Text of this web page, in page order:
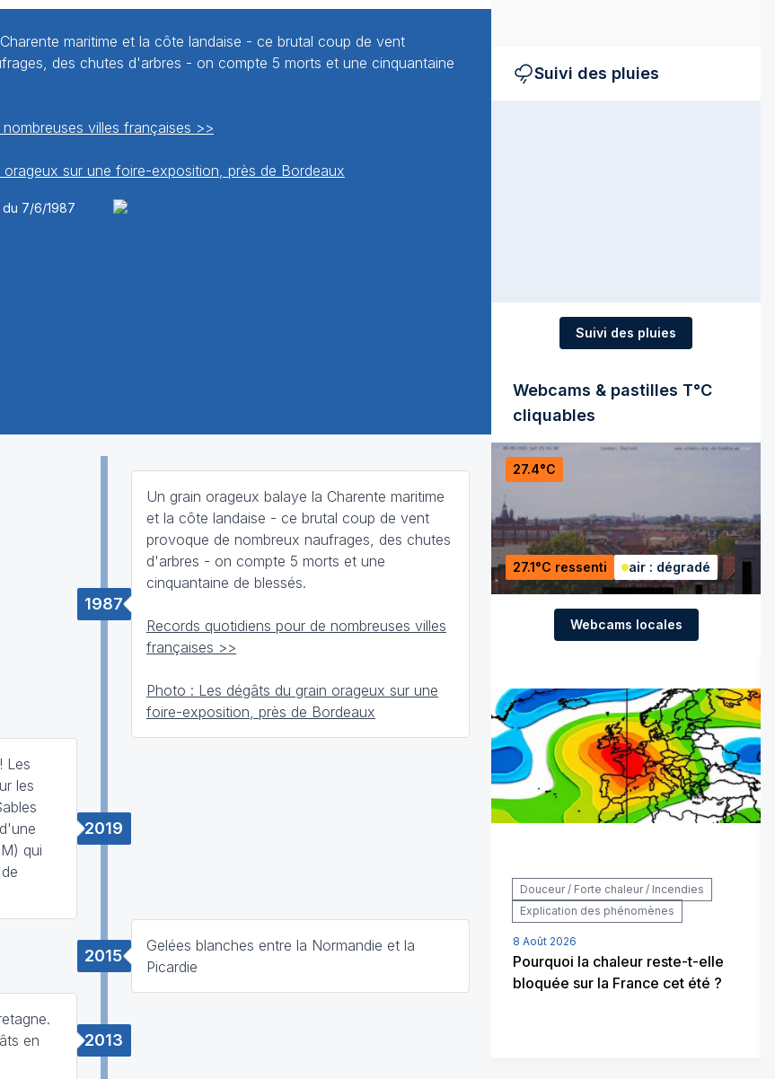
maritime et la côte landaise - ce brutal coup de vent
des chutes d'arbres - on compte 5 morts et une cinquantaine
villes françaises >>
sur une foire-exposition, près de Bordeaux
1987
Un grain orageux balaye la Charente maritime
et la côte landaise - ce brutal coup de vent
provoque de nombreux naufrages, des chutes
d'arbres - on compte 5 morts et une
cinquantaine de blessés.
Records quotidiens pour de nombreuses villes
françaises >>
Photo : Les dégâts du grain orageux sur une
foire-exposition, près de Bordeaux
2019
Les
les
qui
2015
Gelées blanches entre la Normandie et la
Picardie
2013
en
Suivi des pluies
Suivi des pluies
Webcams & pastilles T°C
cliquables
27.4°C
27.1°C ressenti air : dégradé
Webcams locales
Douceur / Forte chaleur / Incendies
Explication des phénomènes
8 Août 2026
Pourquoi la chaleur reste-t-elle
bloquée sur la France cet été ?